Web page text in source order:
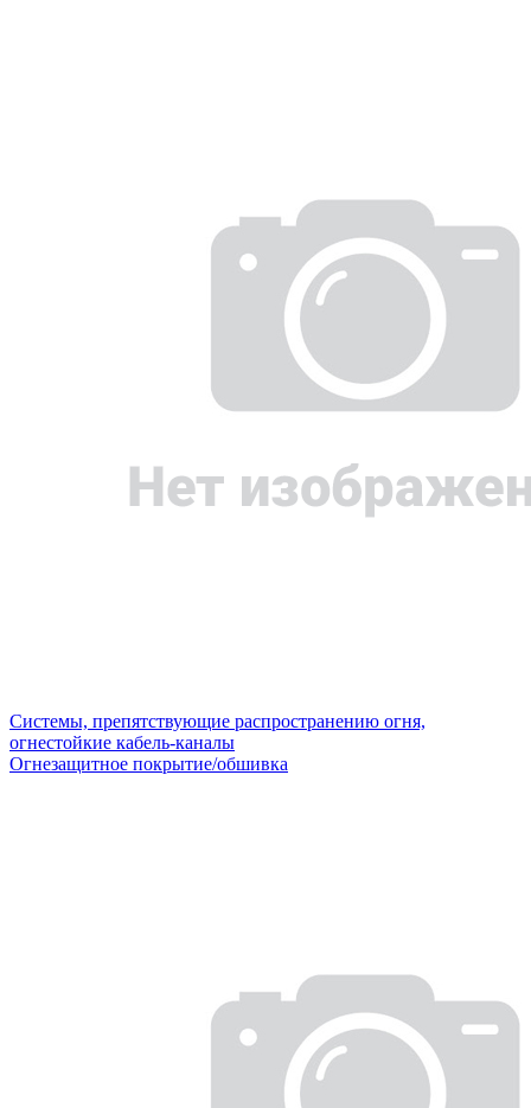
Системы, препятствующие распространению огня,
огнестойкие кабель-каналы
Огнезащитное покрытие/обшивка